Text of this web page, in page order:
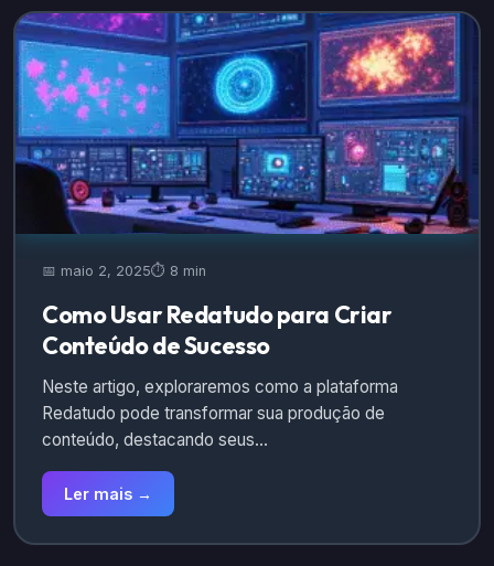
📅 maio 2, 2025⏱️ 8 min
Como Usar Redatudo para Criar
Conteúdo de Sucesso
Neste artigo, exploraremos como a plataforma
Redatudo pode transformar sua produção de
conteúdo, destacando seus…
Ler mais →